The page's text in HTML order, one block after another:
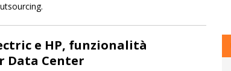
e HP, funzionalità
Data Center